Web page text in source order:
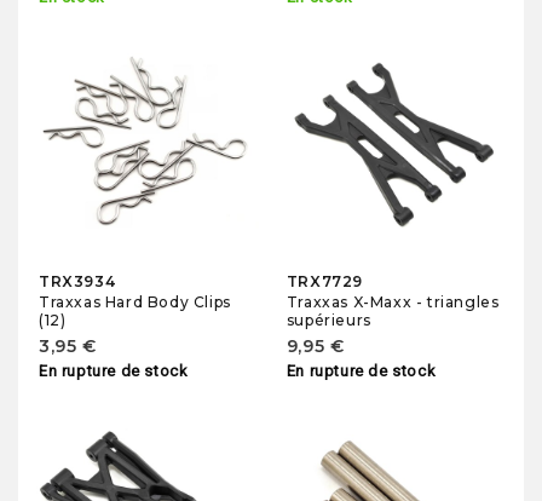
TRX3934
Traxxas Hard Body Clips
(12)
3,95 €
En rupture de stock
TRX7729
Traxxas X-Maxx - triangles
supérieurs
9,95 €
En rupture de stock